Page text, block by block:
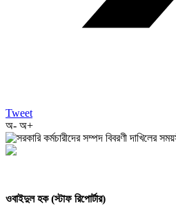
Tweet
অ- অ+
ওবাইদুল হক (স্টাফ রিপোর্টার)